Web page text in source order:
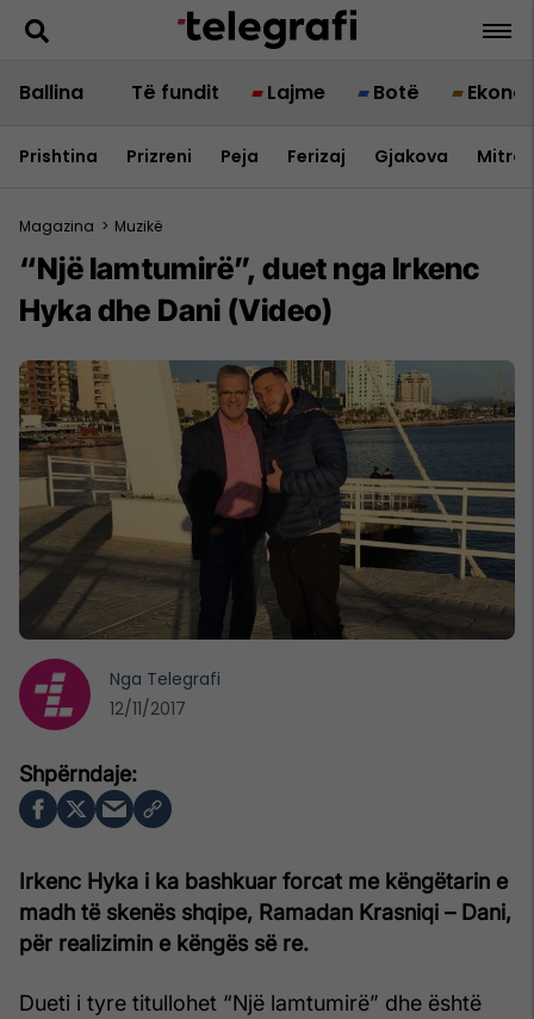
Ballina Të fundit Lajme Botë
Prishtina Prizreni Peja Ferizaj Gjakova
Magazina > Muzikë
“Një lamtumirë”, duet nga Irkenc
Hyka dhe Dani (Video)
Irkenc Hyka i ka bashkuar forcat me këngëtarin e
madh të skenës shqipe, Ramadan Krasniqi – Dani,
për realizimin e këngës së re.
Dueti i tyre titullohet “Një lamtumirë” dhe është
Nga Telegrafi
12/11/2017